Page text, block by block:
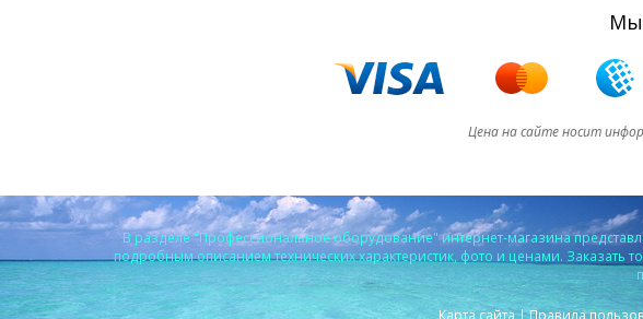
Мы
Цена на сайте носит
В разделе "Профессиональное оборудование" интернет-магазина
подробным описанием технических характеристик, фото и ценами. Заказать
Карта сайта|Правила